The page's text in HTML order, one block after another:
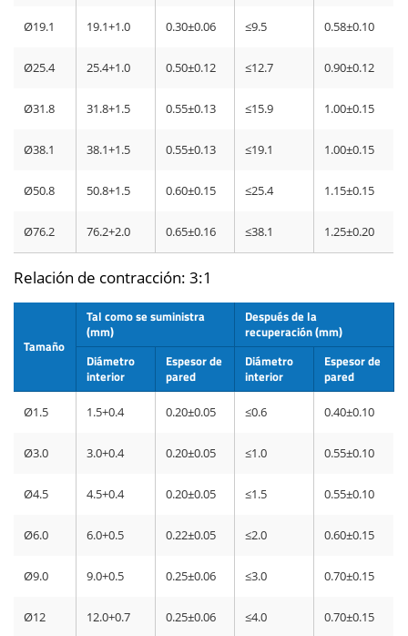
Ø19.1 19.1+1.0 0.30±0.06 ≤9.5 0.58±0.10
Ø25.4 25.4+1.0 0.50±0.12 ≤12.7 0.90±0.12
Ø31.8 31.8+1.5 0.55±0.13 ≤15.9 1.00±0.15
Ø38.1 38.1+1.5 0.55±0.13 ≤19.1 1.00±0.15
Ø50.8 50.8+1.5 0.60±0.15 ≤25.4 1.15±0.15
Ø76.2 76.2+2.0 0.65±0.16 ≤38.1 1.25±0.20
Relación de contracción: 3:1
Tamaño
Tal como se suministra
(mm)
Después de la
recuperación (mm)
Diámetro
interior
Espesor de
pared
Diámetro
interior
Espesor de
pared
Ø1.5 1.5+0.4 0.20±0.05 ≤0.6 0.40±0.10
Ø3.0 3.0+0.4 0.20±0.05 ≤1.0 0.55±0.10
Ø4.5 4.5+0.4 0.20±0.05 ≤1.5 0.55±0.10
Ø6.0 6.0+0.5 0.22±0.05 ≤2.0 0.60±0.15
Ø9.0 9.0+0.5 0.25±0.06 ≤3.0 0.70±0.15
Ø12 12.0+0.7 0.25±0.06 ≤4.0 0.70±0.15